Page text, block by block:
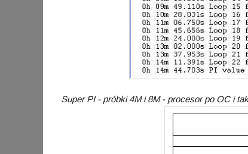
Super PI - próbki 4M i 8M - procesor po OC i